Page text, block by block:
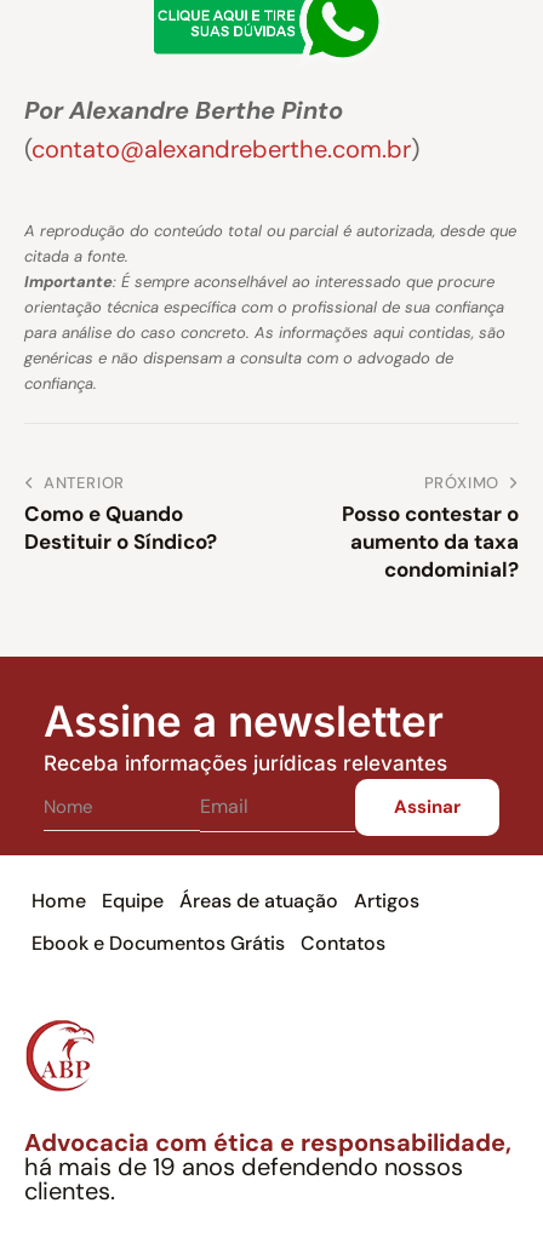
Por Alexandre Berthe Pinto
(contato@alexandreberthe.com.br)
A reprodução do conteúdo total ou parcial é autorizada, desde que
citada a fonte.
Importante: É sempre aconselhável ao interessado que procure
orientação técnica específica com o profissional de sua confiança
para análise do caso concreto. As informações aqui contidas, são
genéricas e não dispensam a consulta com o advogado de
confiança.
ANTERIOR
Como e Quando
Destituir o Síndico?
PRÓXIMO
Posso contestar o
aumento da taxa
condominial?
Assine a newsletter
Receba informações jurídicas relevantes
Home Equipe Áreas de atuação
Artigos
Ebook e Documentos Grátis
Contatos
Advocacia com ética e responsabilidade,
há mais de 19 anos defendendo nossos
clientes.